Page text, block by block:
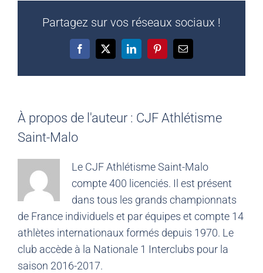
Partagez sur vos réseaux sociaux !
Facebook
X LinkedInPinterestEmail
À propos de l'auteur : CJF Athlétisme
Saint-Malo
Le CJF Athlétisme Saint-Malo
compte 400 licenciés. Il est présent
dans tous les grands championnats
de France individuels et par équipes et compte 14
athlètes internationaux formés depuis 1970. Le
club accède à la Nationale 1 Interclubs pour la
saison 2016-2017.